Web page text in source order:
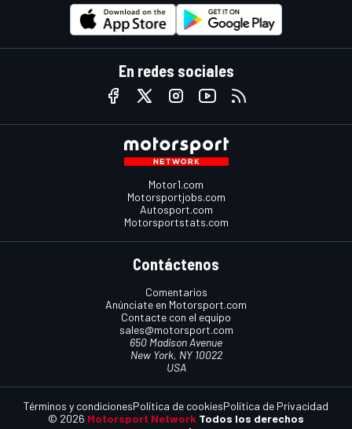
En redes sociales
Motor1.com
Motorsportjobs.com
Autosport.com
Motorsportstats.com
Contáctenos
Comentarios
Anúnciate en Motorsport.com
Contacte con el equipo
sales@motorsport.com
650 Madison Avenue
New York, NY 10022
USA
© 2026 Motorsport Network Todos los derechos
Términos y condicionesPolítica de cookiesPolítica de Privacidad